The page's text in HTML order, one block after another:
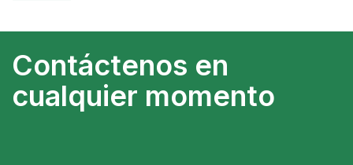
Contáctenos en
cualquier momento